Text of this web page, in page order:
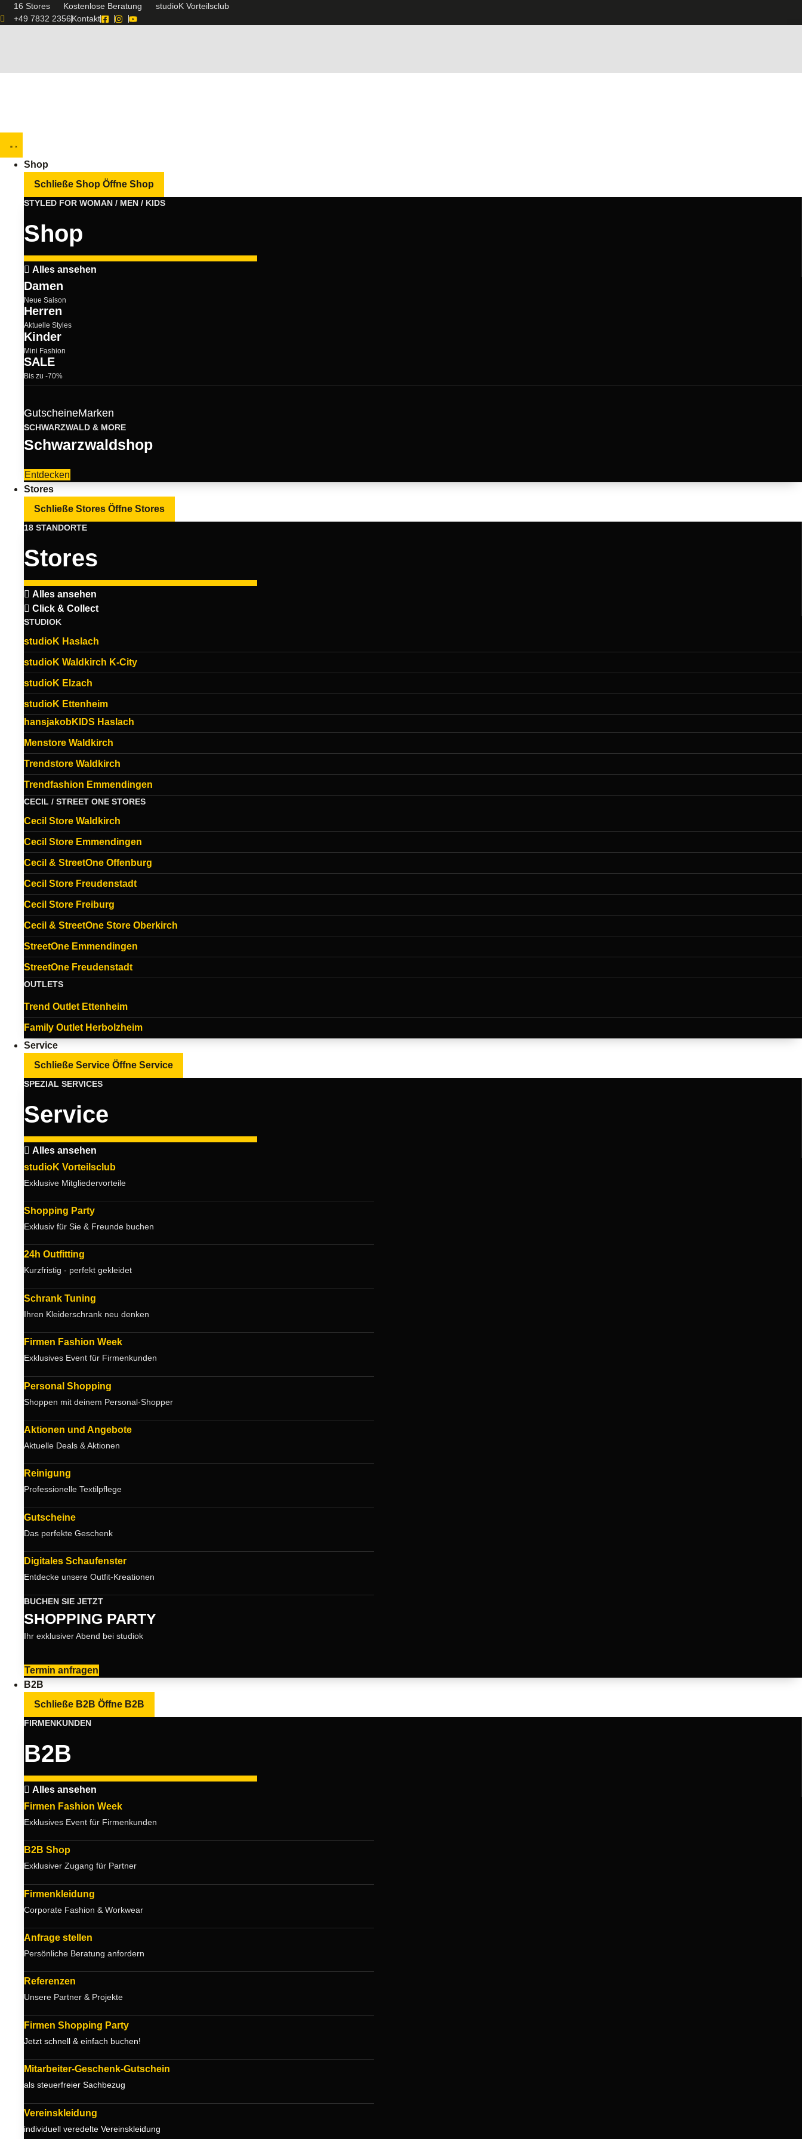
16 Stores Kostenlose Beratung
studioK Vorteilsclub
+49 7832 2356Kontakt
Shop
Schließe Shop Öffne Shop
STYLED FOR WOMAN / MEN / KIDS
Shop
Alles ansehen
Damen
Neue Saison
Herren
Aktuelle Styles
Kinder
Mini Fashion
SALE
Bis zu -70%
GutscheineMarken
SCHWARZWALD & MORE
Schwarzwaldshop
Entdecken
Stores
Schließe Stores Öffne Stores
18 STANDORTE
Stores
Alles ansehen
Click & Collect
STUDIOK
studioK Haslach
studioK Waldkirch K-City
studioK Elzach
studioK Ettenheim
hansjakobKIDS Haslach
Menstore Waldkirch
Trendstore Waldkirch
Trendfashion Emmendingen
CECIL / STREET ONE STORES
Cecil Store Waldkirch
Cecil Store Emmendingen
Cecil & StreetOne Offenburg
Cecil Store Freudenstadt
Cecil Store Freiburg
Cecil & StreetOne Store Oberkirch
StreetOne Emmendingen
StreetOne Freudenstadt
OUTLETS
Trend Outlet Ettenheim
Family Outlet Herbolzheim
Service
Schließe Service Öffne Service
SPEZIAL SERVICES
Service
Alles ansehen
studioK Vorteilsclub
Exklusive Mitgliedervorteile
Shopping Party
Exklusiv für Sie & Freunde buchen
24h Outfitting
Kurzfristig - perfekt gekleidet
Schrank Tuning
Ihren Kleiderschrank neu denken
Firmen Fashion Week
Exklusives Event für Firmenkunden
Personal Shopping
Shoppen mit deinem Personal-Shopper
Aktionen und Angebote
Aktuelle Deals & Aktionen
Reinigung
Professionelle Textilpflege
Gutscheine
Das perfekte Geschenk
Digitales Schaufenster
Entdecke unsere Outfit-Kreationen
BUCHEN SIE JETZT
SHOPPING PARTY
Ihr exklusiver Abend bei studiok
Termin anfragen
B2B
Schließe B2B Öffne B2B
FIRMENKUNDEN
B2B
Alles ansehen
Firmen Fashion Week
Exklusives Event für Firmenkunden
B2B Shop
Exklusiver Zugang für Partner
Firmenkleidung
Corporate Fashion & Workwear
Anfrage stellen
Persönliche Beratung anfordern
Referenzen
Unsere Partner & Projekte
Firmen Shopping Party
Jetzt schnell & einfach buchen!
Mitarbeiter-Geschenk-Gutschein
als steuerfreier Sachbezug
Vereinskleidung
individuell veredelte Vereinskleidung